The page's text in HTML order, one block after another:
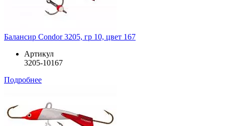
Балансир Condor 3205, гр 10, цвет 167
Артикул
3205-10167
Подробнее